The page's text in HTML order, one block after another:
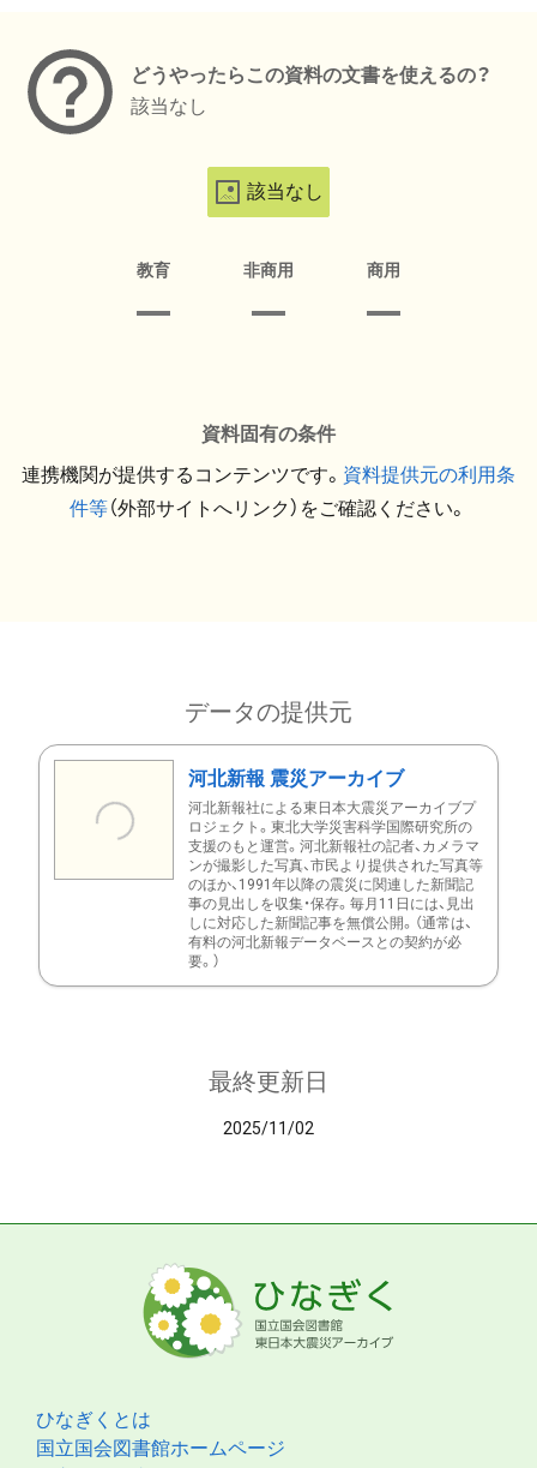
どうやったらこの資料の文書を使えるの？
該当なし
該当なし
教育 非商用 商用
資料固有の条件
連携機関が提供するコンテンツです。 資料提供元の利用条
件等（外部サイトへリンク）をご確認ください。
データの提供元
河北新報 震災アーカイブ
河北新報社による東日本大震災アーカイブプ
ロジェクト。東北大学災害科学国際研究所の
支援のもと運営。河北新報社の記者、カメラマ
ンが撮影した写真、市民より提供された写真等
のほか、1991年以降の震災に関連した新聞記
事の見出しを収集・保存。毎月11日には、見出
しに対応した新聞記事を無償公開。（通常は、
有料の河北新報データベースとの契約が必
要。）
最終更新日
2025/11/02
ひなぎくとは
国立国会図書館ホームページ